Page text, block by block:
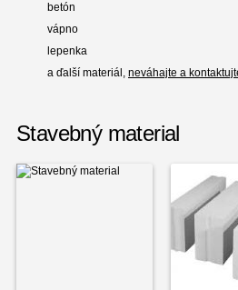
betón
vápno
lepenka
a ďalší materiál, neváhajte a
Stavebný material